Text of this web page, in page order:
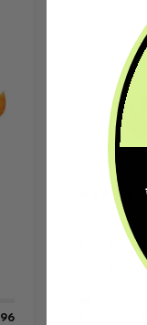
96
AROMATAI
Fire
Su